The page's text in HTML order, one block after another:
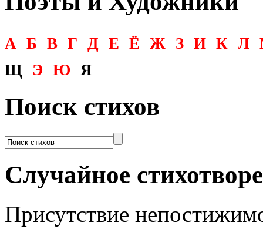
А Б В Г Д Е Ё Ж З И К Л
Щ Э Ю Я
Поиск стихов
Случайное
Присутствие